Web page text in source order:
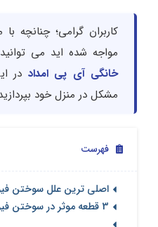
کاربران گرامی؛ چنانچه
مواجه شده اید می
خانگی آی پی امداد در
مشکل در منزل خود
فهرست
اصلی ترین علل سوختن
3 قطعه موثر در سوختن فیوز مایکروفر